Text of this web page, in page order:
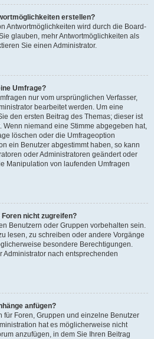
erstellen?
Antwortmöglichkeiten wird durch die Board-
glauben, mehr Antwortmöglichkeiten als
Sie einen Administrator.
Umfrage?
nur vom ursprünglichen Verfasser,
bearbeitet werden. Um eine
den ersten Beitrag des Themas; dieser ist
Wenn niemand eine Stimme abgegeben hat,
löschen oder die Umfrageoption
ein Benutzer abgestimmt haben, so kann
oder Administratoren geändert oder
Manipulation von laufenden Umfragen
nicht zugreifen?
Benutzern oder Gruppen vorbehalten sein.
lesen, zu schreiben oder andere Vorgänge
besondere Berechtigungen.
Administrator nach entsprechenden
anfügen?
für Foren, Gruppen und einzelne Benutzer
hat es möglicherweise nicht
anzufügen, in dem Sie Ihren Beitrag